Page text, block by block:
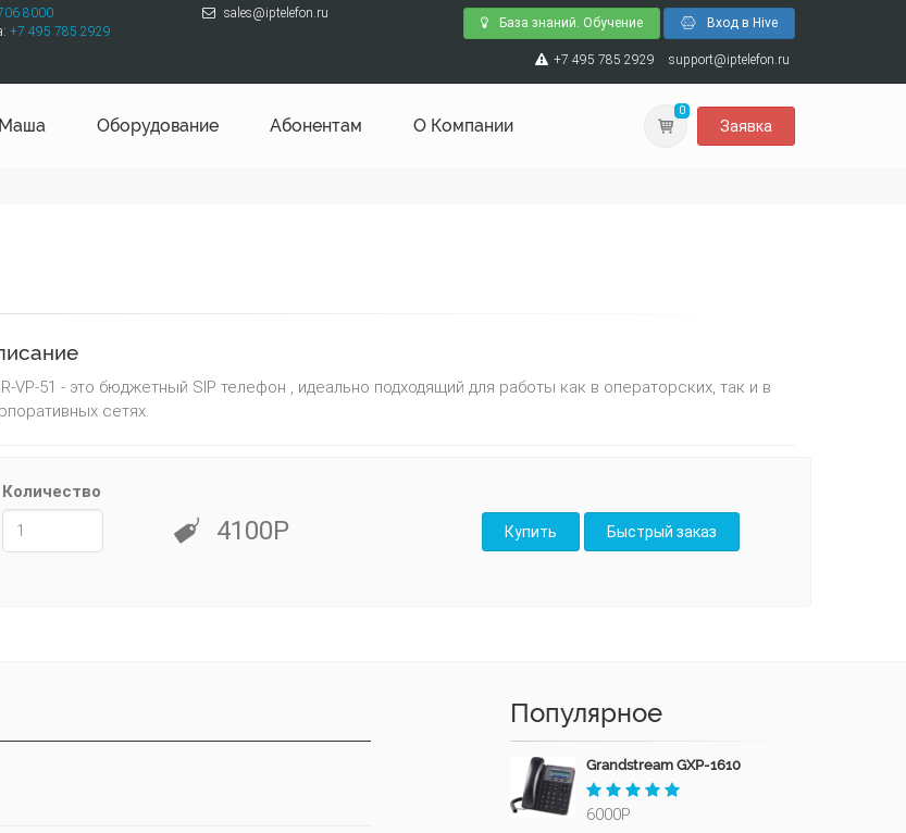
8000
+7 495 785 2929
sales@iptelefon.ru
База знаний. Обучение Вход в Hive
+7 495 785 2929 support@iptelefon.ru
Оборудование Абонентам О Компании
0
Заявка
VP-51 - это бюджетный SIP телефон , идеально подходящий для работы как в операторских, так и в
сетях.
Количество
4100Р
Популярное
Grandstream GXP-1610
6000Р